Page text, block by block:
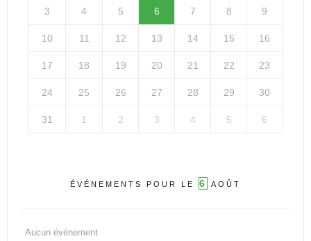
3 4 5 6 7 8 9
10 11 12 13 14 15 16
17 18 19 20 21 22 23
24 25 26 27 28 29 30
31 1 2 3 4 5 6
ÉVÉNEMENTS POUR LE 6 AOÛT
Aucun événement